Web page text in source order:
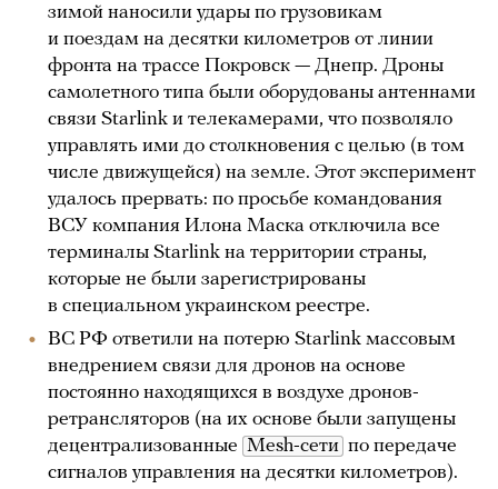
зимой наносили удары по грузовикам
и поездам на десятки километров от линии
фронта на трассе Покровск — Днепр. Дроны
самолетного типа были оборудованы антеннами
связи Starlink и телекамерами, что позволяло
управлять ими до столкновения с целью (в том
числе движущейся) на земле. Этот эксперимент
удалось прервать: по просьбе командования
ВСУ компания Илона Маска отключила все
терминалы Starlink на территории страны,
которые не были зарегистрированы
в специальном украинском реестре.
ВС РФ ответили на потерю Starlink массовым
внедрением связи для дронов на основе
постоянно находящихся в воздухе дронов-
ретрансляторов (на их основе были запущены
децентрализованные Mesh-сети по передаче
сигналов управления на десятки километров).